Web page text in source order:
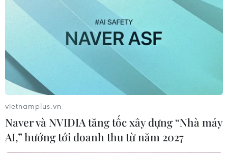
vietnamplus.vn
Naver và NVIDIA tăng tốc xây dựng “Nhà máy
AI,” hướng tới doanh thu từ năm 2027